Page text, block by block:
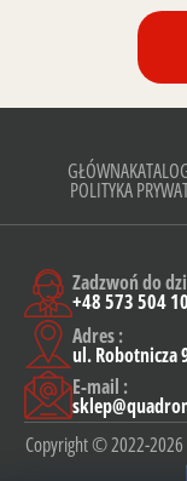
GŁÓWNA
POLITYKA
Zadzwoń do
+48 573 504
Adres :
ul. Robotnicza
E-mail :
Copyright © 2022-2026